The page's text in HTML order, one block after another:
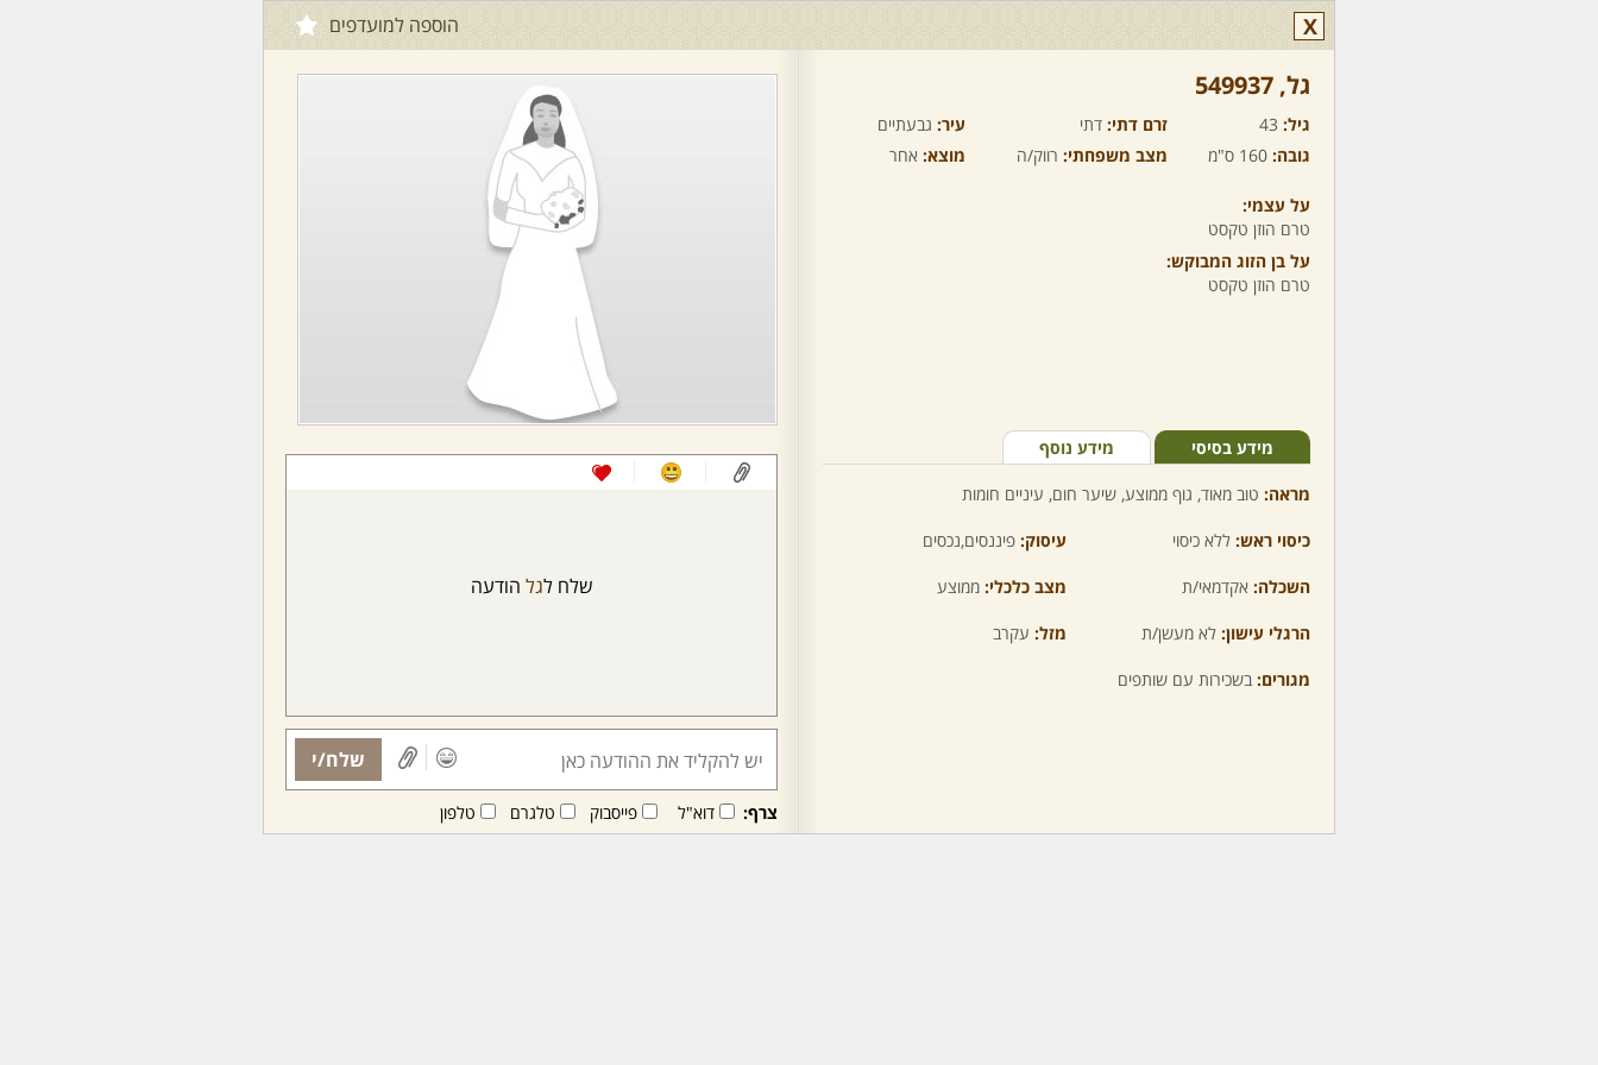
X הוספה למועדפים
גל,‏ 549937
גיל: 43 זרם דתי: דתי עיר: גבעתיים
גובה: 160 ס"מ מצב משפחתי: רווק/ה מוצא: אחר
על עצמי:
טרם הוזן טקסט
על בן הזוג המבוקש:
טרם הוזן טקסט
מידע בסיסי מידע נוסף
מראה: טוב מאוד, גוף ממוצע, שיער חום, עיניים חומות
כיסוי ראש: ללא כיסוי עיסוק: פיננסים,נכסים
השכלה: אקדמאי/ת מצב כלכלי: ממוצע
הרגלי עישון: לא מעשן/ת מזל: עקרב
מגורים: בשכירות עם שותפים
שלח לגל הודעה
שלח/י
צרף: דוא"ל פייסבוק טלגרם טלפון